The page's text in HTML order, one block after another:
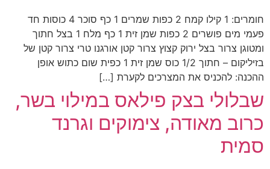
חומרים: 1 קילו קמח 2 כפות שמרים 1 כף סוכר 4 כוסות חד
פעמי מים פושרים 2 כפות שמן זית 1 כף מלח 1 בצל חתוך
ומטוגן צרור בצל ירוק קצוץ צרור קטן אורגנו טרי צרור קטן של
בזיליקום – חתוך 1/2 כוס שמן זית 1 כפית שום כתוש אופן
ההכנה: להכניס את המצרכים לקערת […]
שבלולי בצק פילאס במילוי בשר,
כרוב מאודה, צימוקים וגרנד
סמית